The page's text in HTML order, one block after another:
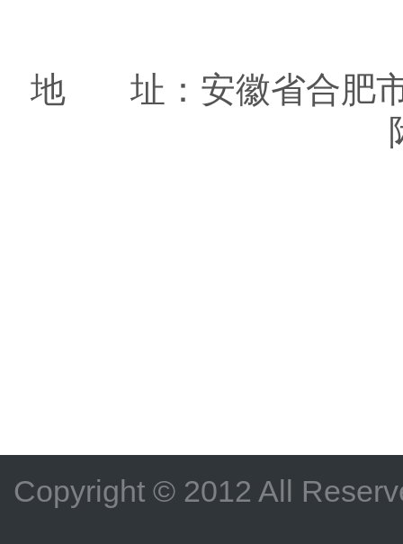
地 址：安徽省合肥市
Copyright © 2012 All